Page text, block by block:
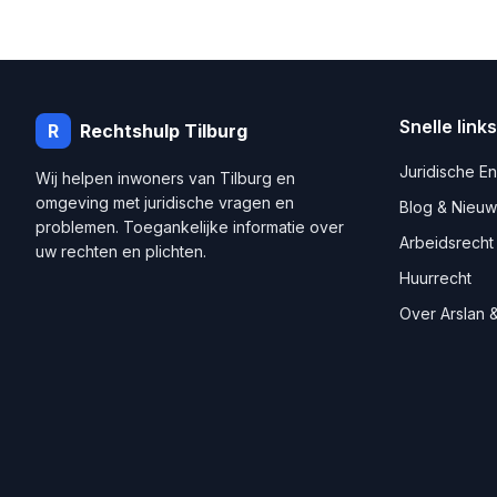
R Rechtshulp Tilburg
Wij helpen inwoners van Tilburg en
omgeving met juridische vragen en
problemen. Toegankelijke informatie over
uw rechten en plichten.
Snelle links
Juridische
Blog &
Arbeidsrecht
Huurrecht
Over Arslan